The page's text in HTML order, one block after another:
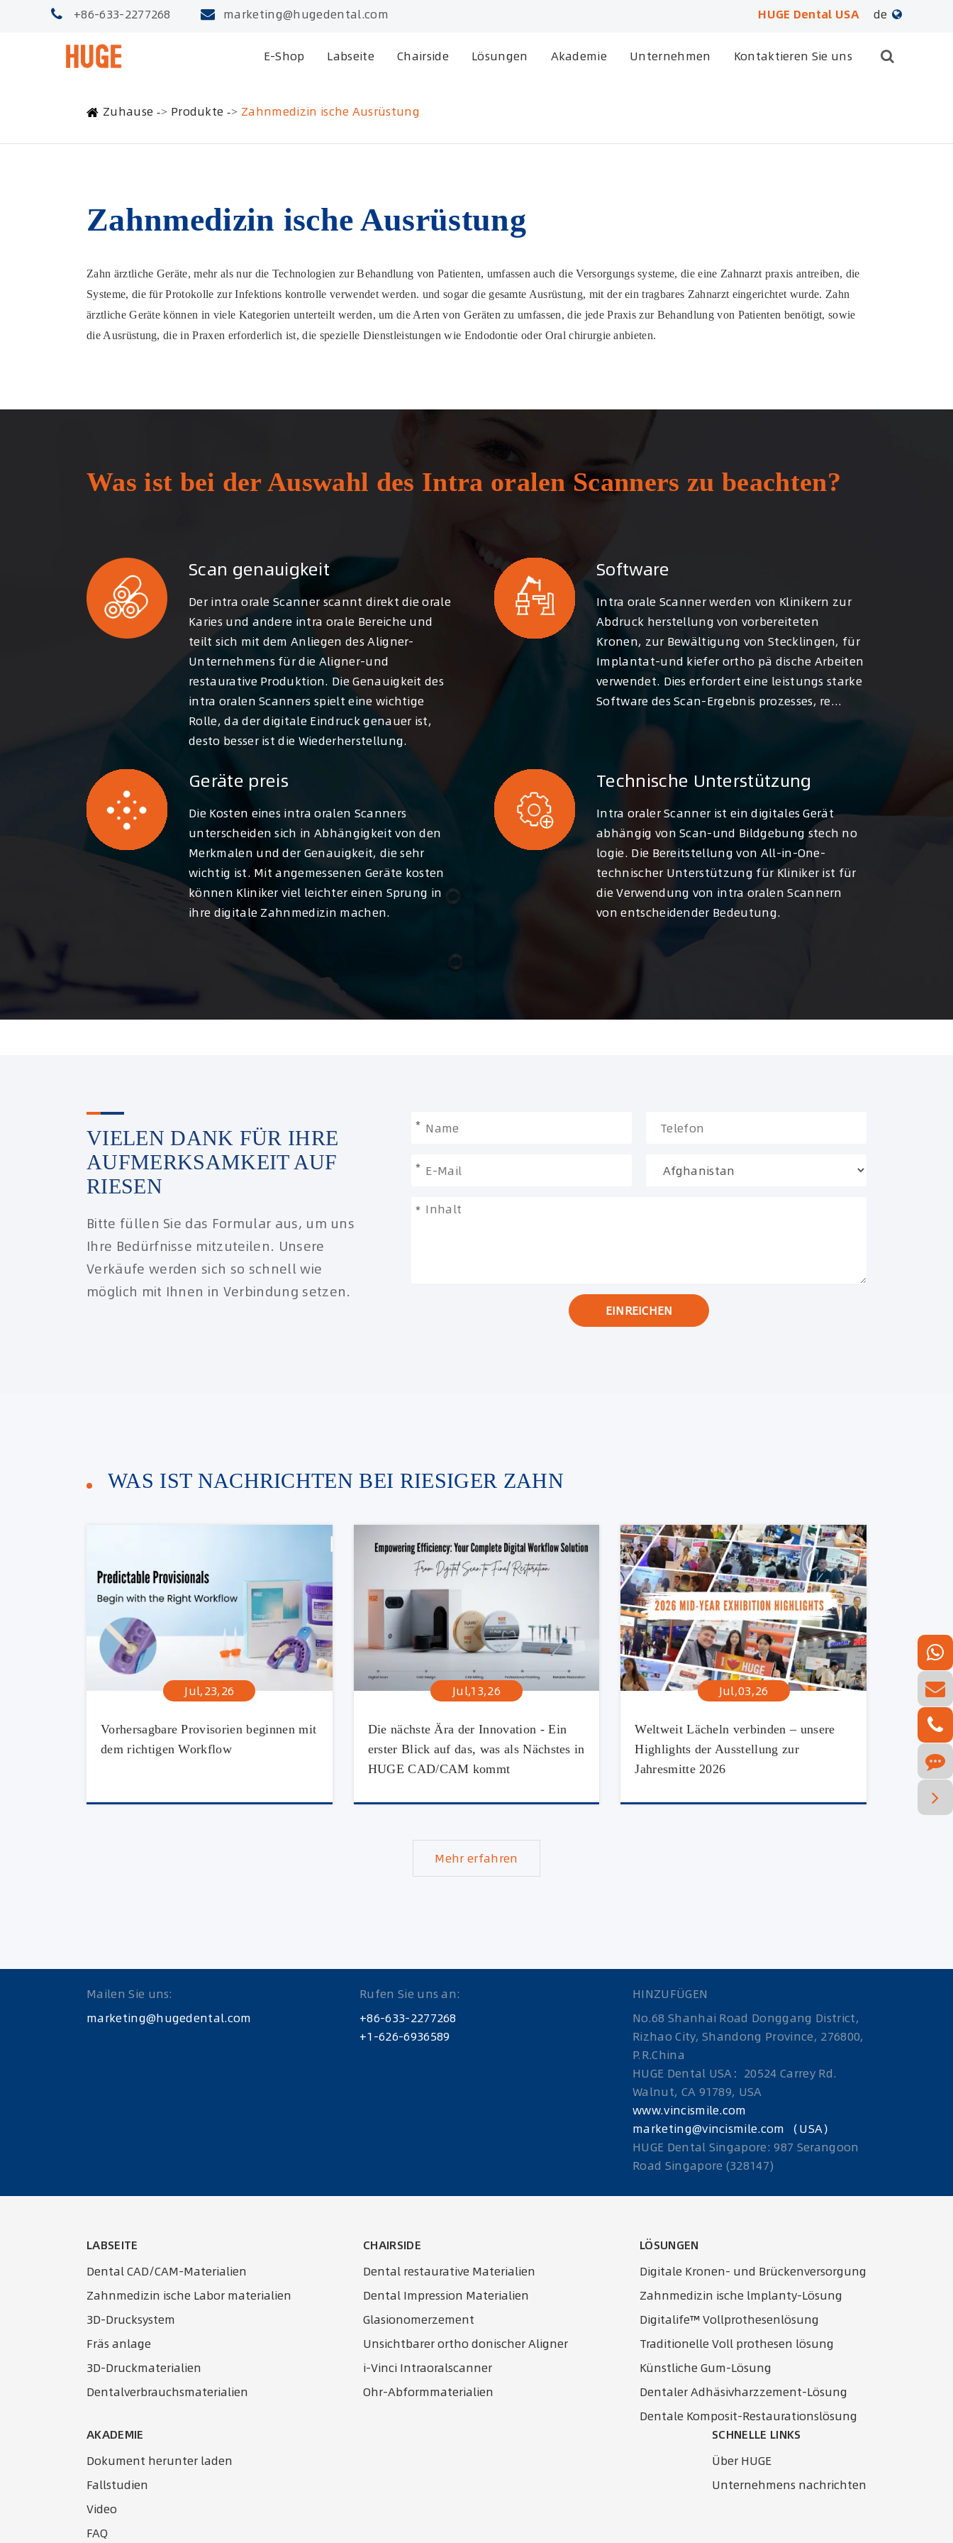
+86-633-2277268 marketing@hugedental.com HUGE Dental USA
de
العربية
E-Shop Labseite Chairside Lösungen Akademie Unternehmen Kontaktieren Sie uns
Zuhause Produkte Zahnmedizin ische Ausrüstung
Zahnmedizin ische Ausrüstung
Zahn ärztliche Geräte, mehr als nur die Technologien zur Behandlung von Patienten, umfassen auch die Versorgungs systeme, die eine Zahnarzt praxis antreiben, die
Systeme, die für Protokolle zur Infektions kontrolle verwendet werden. und sogar die gesamte Ausrüstung, mit der ein tragbares Zahnarzt eingerichtet wurde. Zahn
ärztliche Geräte können in viele Kategorien unterteilt werden, um die Arten von Geräten zu umfassen, die jede Praxis zur Behandlung von Patienten benötigt, sowie
die Ausrüstung, die in Praxen erforderlich ist, die spezielle Dienstleistungen wie Endodontie oder Oral chirurgie anbieten.
Was ist bei der Auswahl des Intra oralen Scanners zu beachten?
Scan genauigkeit
Der intra orale Scanner scannt direkt die orale
Karies und andere intra orale Bereiche und
teilt sich mit dem Anliegen des Aligner-
Unternehmens für die Aligner-und
restaurative Produktion. Die Genauigkeit des
intra oralen Scanners spielt eine wichtige
Rolle, da der digitale Eindruck genauer ist,
desto besser ist die Wiederherstellung.
Software
Intra orale Scanner werden von Klinikern zur
Abdruck herstellung von vorbereiteten
Kronen, zur Bewältigung von Stecklingen, für
Implantat-und kiefer ortho pä dische Arbeiten
verwendet. Dies erfordert eine leistungs starke
Software des Scan-Ergebnis prozesses, re...
Geräte preis
Die Kosten eines intra oralen Scanners
unterscheiden sich in Abhängigkeit von den
Merkmalen und der Genauigkeit, die sehr
wichtig ist. Mit angemessenen Geräte kosten
können Kliniker viel leichter einen Sprung in
ihre digitale Zahnmedizin machen.
Technische Unterstützung
Intra oraler Scanner ist ein digitales Gerät
abhängig von Scan-und Bildgebung stech no
logie. Die Bereitstellung von All-in-One-
technischer Unterstützung für Kliniker ist für
die Verwendung von intra oralen Scannern
von entscheidender Bedeutung.
VIELEN DANK FÜR IHRE
AUFMERKSAMKEIT AUF
RIESEN
Bitte füllen Sie das Formular aus, um uns
Ihre Bedürfnisse mitzuteilen. Unsere
Verkäufe werden sich so schnell wie
möglich mit Ihnen in Verbindung setzen.
*
*
*
EINREICHEN
WAS IST NACHRICHTEN BEI RIESIGER ZAHN
Jul,23,26
Vorhersagbare Provisorien beginnen mit
dem richtigen Workflow
Jul,13,26
Die nächste Ära der Innovation - Ein
erster Blick auf das, was als Nächstes in
HUGE CAD/CAM kommt
Jul,03,26
Weltweit Lächeln verbinden – unsere
Highlights der Ausstellung zur
Jahresmitte 2026
Mehr erfahren
Mailen Sie uns:
marketing@hugedental.com
Rufen Sie uns an:
+86-633-2277268
+1-626-6936589
HINZUFÜGEN
No.68 Shanhai Road Donggang District,
Rizhao City, Shandong Province, 276800,
P.R.China
HUGE Dental USA：20524 Carrey Rd.
Walnut, CA 91789, USA
www.vincismile.com
marketing@vincismile.com （USA）
HUGE Dental Singapore: 987 Serangoon
Road Singapore (328147)
LABSEITE
Dental CAD/CAM-Materialien
Zahnmedizin ische Labor materialien
3D-Drucksystem
Fräs anlage
3D-Druckmaterialien
Dentalverbrauchsmaterialien
CHAIRSIDE
Dental restaurative Materialien
Dental Impression Materialien
Glasionomerzement
Unsichtbarer ortho donischer Aligner
i-Vinci Intraoralscanner
Ohr-Abformmaterialien
LÖSUNGEN
Digitale Kronen- und Brückenversorgung
Zahnmedizin ische lmplanty-Lösung
Digitalife™ Vollprothesenlösung
Traditionelle Voll prothesen lösung
Künstliche Gum-Lösung
Dentaler Adhäsivharzzement-Lösung
Dentale Komposit-Restaurationslösung
AKADEMIE
Dokument herunter laden
Fallstudien
Video
FAQ
SCHNELLE LINKS
Über HUGE
Unternehmens nachrichten